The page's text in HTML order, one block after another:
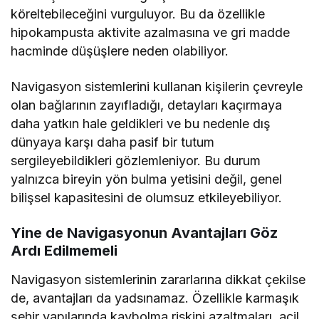
köreltebileceğini vurguluyor. Bu da özellikle
hipokampusta aktivite azalmasına ve gri madde
hacminde düşüşlere neden olabiliyor.
Navigasyon sistemlerini kullanan kişilerin çevreyle
olan bağlarının zayıfladığı, detayları kaçırmaya
daha yatkın hale geldikleri ve bu nedenle dış
dünyaya karşı daha pasif bir tutum
sergileyebildikleri gözlemleniyor. Bu durum
yalnızca bireyin yön bulma yetisini değil, genel
bilişsel kapasitesini de olumsuz etkileyebiliyor.
Yine de Navigasyonun Avantajları Göz
Ardı Edilmemeli
Navigasyon sistemlerinin zararlarına dikkat çekilse
de, avantajları da yadsınamaz. Özellikle karmaşık